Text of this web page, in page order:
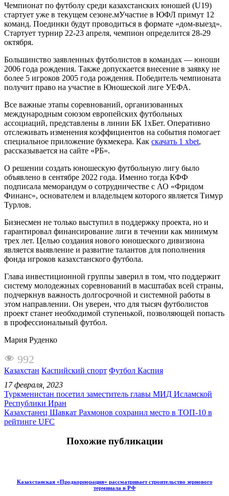
Чемпионат по футболу среди казахстанских юношей (U19)
стартует уже в текущем сезоне.мУчастие в ЮФЛ примут 12
команд. Поединки будут проводиться в формате «дом-выезд».
Стартует турнир 22-23 апреля, чемпион определится 28-29
октября.
Большинство заявленных футболистов в командах — юноши
2006 года рождения. Также допускается внесение в заявку не
более 5 игроков 2005 года рождения. Победитель чемпионата
получит право на участие в Юношеской лиге УЕФА.
Все важные этапы соревнований, организованных
международным союзом европейских футбольных
ассоциаций, представлены в линии БК 1хБет. Оперативно
отслеживать изменения коэффициентов на события помогает
специальное приложение букмекера. Как скачать 1 xbet,
рассказывается на сайте «РБ».
О решении создать юношескую футбольную лигу было
объявлено в сентябре 2022 года. Именно тогда КФФ
подписала меморандум о сотрудничестве с АО «Фридом
Финанс», основателем и владельцем которого является Тимур
Турлов.
Бизнесмен не только выступил в поддержку проекта, но и
гарантировал финансирование лиги в течении как минимум
трех лет. Целью создания нового юношеского дивизиона
является выявление и развитие талантов для пополнения
фонда игроков казахстанского футбола.
Глава инвестиционной группы заверил в том, что поддержит
систему молодежных соревнований в масштабах всей страны,
подчеркнув важность долгосрочной и системной работы в
этом направлении. Он уверен, что для тысяч футболистов
проект станет необходимой ступенькой, позволяющей попасть
в профессиональный футбол.
Мария Руденко
992
Казахстан Каспийский спорт Футбол Каспия
17 февраля, 2023
Туркменистан посетил заместитель главы МИД Исламской
Республики Иран
Казахстанец Шавкат Рахмонов сохранил место в ТОП-10 в
рейтинге UFC
Похожие публикации
Казахстанская «Продкорпорация» рассматривает строительство зернового
терминала в РФ